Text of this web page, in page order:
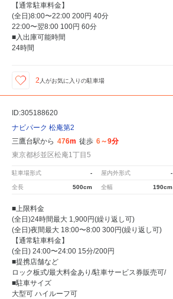
【通常駐車料金】
(全日)8:00〜22:00 200円 40分
22:00〜翌8:00 100円 60分
■入出庫可能時間
24時間
2 人がお気に入りの駐車場
ID:305188620
ナビパーク 松庵第2
三鷹台駅から 476m 徒歩 6～9分
東京都杉並区松庵1丁目5
駐車場形式 - 屋内外形式 -
全長 500cm 全幅 190cm
■上限料金
(全日)24時間最大 1,900円(繰り返し可)
(全日)夜間最大 18:00〜8:00 300円(繰り返し可)
【通常駐車料金】
(全日) 24:00〜24:00 15分/200円
■提携店舗など
ロック板式/最大料金あり/駐車サービス券販売可/
■駐車サイズ
大型可 ハイルーフ可